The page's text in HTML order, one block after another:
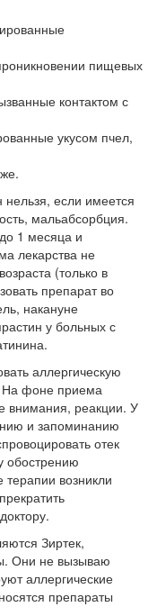
пищевых
контактом с
укусом пчел,
если имеется
мальабсорбция.
1 месяца и
лекарства не
(только в
препарат во
накануне
у больных с
аллергическую
На фоне приема
внимания, реакции. У
и запоминанию
отек
обострению
возникли
Зиртек,
Они не вызываю
аллергические
препараты